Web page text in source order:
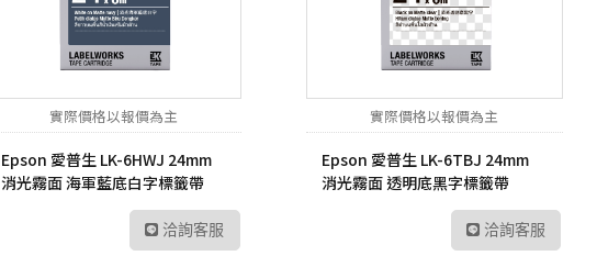
UltraWide多工作業螢
UltraGear專業電競螢
Kodak 柯達
隨身碟
記憶卡
工業用SSD
工業用隨身碟
數位雙模對講機
數位無線車載台
數位雙模中繼台
數位傳輸系統
TETRA數位對講機
HYT 專業無線電對講
網路交換器
Mesh 網狀路由器
無線分享器
LTE 路由器
訊號延伸器
USB 無線網卡
交換器
PoE 供電交換器
實際價格以報價為主
Epson 愛普生 LK-6HWJ 24mm
消光霧面 海軍藍底白字標籤帶
洽詢客服
實際價格以報價為主
Epson 愛普生 LK-6TBJ 24mm
消光霧面 透明底黑字標籤帶
洽詢客服